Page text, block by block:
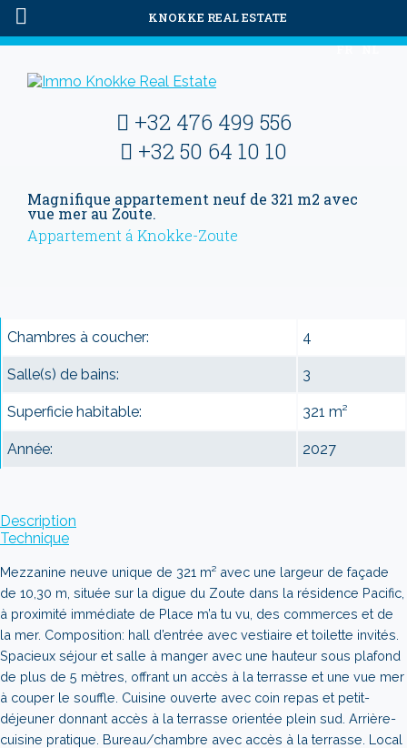
KNOKKE REAL ESTATE
FR NL
+32 476 499 556
+32 50 64 10 10
Magnifique appartement neuf de 321 m2 avec
vue mer au Zoute.
Appartement á Knokke-Zoute
Chambres à coucher: 4
Salle(s) de bains: 3
Superficie habitable: 321 m²
Année: 2027
Description
Technique
Mezzanine neuve unique de 321 m² avec une largeur de façade
de 10,30 m, située sur la digue du Zoute dans la résidence Pacific,
à proximité immédiate de Place m’a tu vu, des commerces et de
la mer. Composition: hall d’entrée avec vestiaire et toilette invités.
Spacieux séjour et salle à manger avec une hauteur sous plafond
de plus de 5 mètres, offrant un accès à la terrasse et une vue mer
à couper le souffle. Cuisine ouverte avec coin repas et petit-
déjeuner donnant accès à la terrasse orientée plein sud. Arrière-
cuisine pratique. Bureau/chambre avec accès à la terrasse. Local